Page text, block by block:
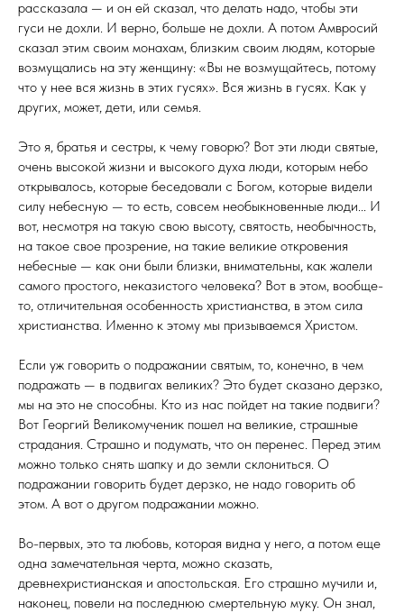
рассказала — и он ей сказал, что делать надо, чтобы эти
гуси не дохли. И верно, больше не дохли. А потом Амвросий
сказал этим своим монахам, близким своим людям, которые
возмущались на эту женщину: «Вы не возмущайтесь, потому
что у нее вся жизнь в этих гусях». Вся жизнь в гусях. Как у
других, может, дети, или семья.
Это я, братья и сестры, к чему говорю? Вот эти люди святые,
очень высокой жизни и высокого духа люди, которым небо
открывалось, которые беседовали с Богом, которые видели
силу небесную — то есть, сов­сем необыкновенные люди... И
вот, несмотря на такую свою высоту, святость, необычность,
на такое свое про­зрение, на такие великие откровения
небесные — как они были близки, внимательны, как жалели
самого просто­го, неказистого человека? Вот в этом, вообще-
то, отли­чительная особенность христианства, в этом сила
хрис­тианства. Именно к этому мы призываемся Христом.
Если уж говорить о подражании святым, то, ко­нечно, в чем
подражать — в подвигах великих? Это будет сказано дерзко,
мы на это не способны. Кто из нас пойдет на такие подвиги?
Вот Георгий Великому­ченик пошел на великие, страшные
страдания. Страшно и подумать, что он перенес. Перед этим
можно только снять шапку и до земли склониться. О
подражании го­ворить будет дерзко, не надо говорить об
этом. А вот о другом подражании можно.
Во-первых, это та любовь, которая видна у него, а потом еще
одна замечательная черта, можно сказать,
древнехристианская и апостольская. Его страшно мучи­ли и,
наконец, повели на последнюю смертельную муку. Он знал,